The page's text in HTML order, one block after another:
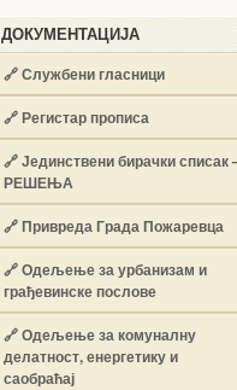
ДОКУМЕНТАЦИЈА
🔗Службени гласници
🔗Регистар прописа
🔗Јединствени бирачки списак
РЕШЕЊА
🔗Привреда Града Пожаревца
🔗Одељење за урбанизам и
грађевинске послове
🔗Одељење за комуналну
делатност, енергетику и
саобраћај